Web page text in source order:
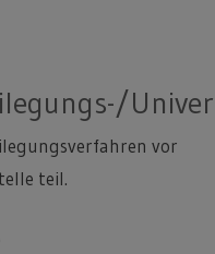
vor
teil.